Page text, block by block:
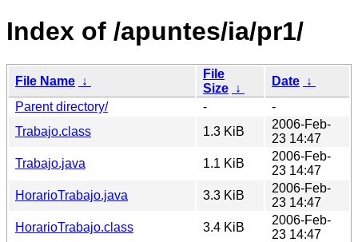
Index of /apuntes/ia/pr1/
File Name ↓
File
Size ↓
Date ↓
Parent directory/
-
-
Trabajo.class
1.3 KiB
2006-Feb-
23 14:47
Trabajo.java
1.1 KiB
2006-Feb-
23 14:47
HorarioTrabajo.java
3.3 KiB
2006-Feb-
23 14:47
HorarioTrabajo.class
3.4 KiB
2006-Feb-
23 14:47